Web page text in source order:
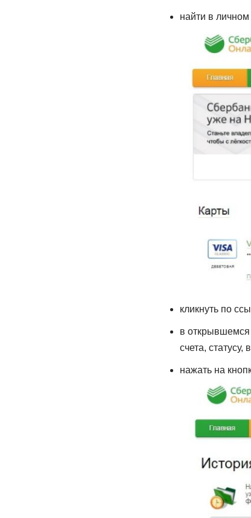
найти в
кликнуть по
в открывшемся
счета, статусу,
нажать на